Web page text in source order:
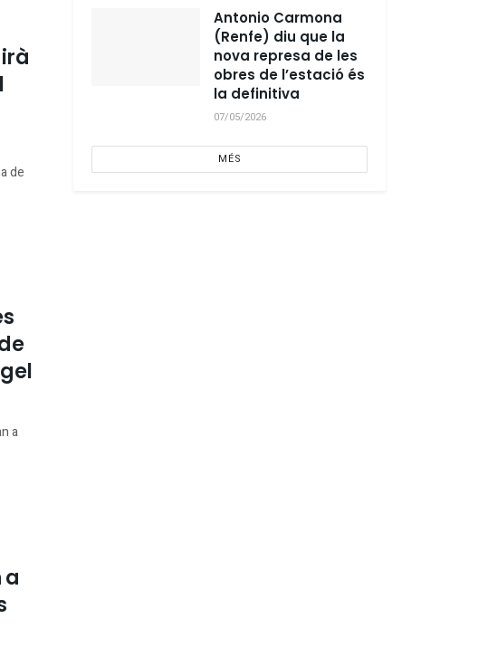
de
a
a
Antonio Carmona
(Renfe) diu que la
nova represa de les
obres de l’estació és
la definitiva
07/05/2026
MÉS